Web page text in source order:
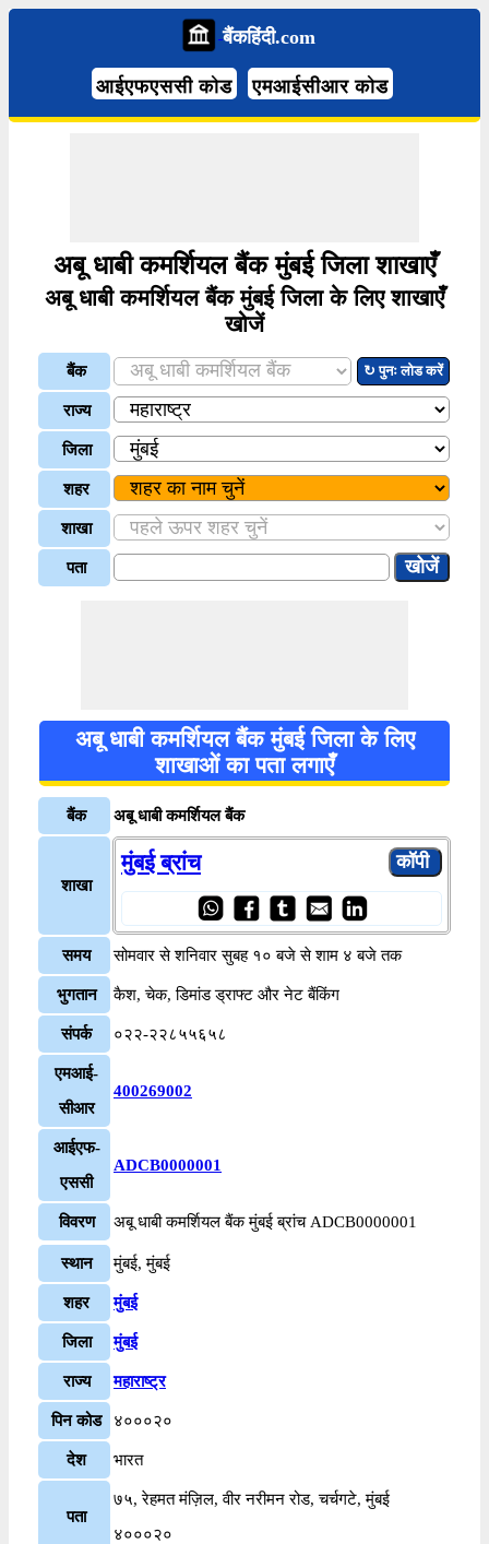
बैंकहिंदी.com
आईएफएससी कोड एमआईसीआर कोड
अबू धाबी कमर्शियल बैंक मुंबई जिला शाखाएँ
अबू धाबी कमर्शियल बैंक मुंबई जिला के लिए शाखाएँ
खोजें
बैंक ↻ पुनः लोड करें
राज्य
जिला
शहर
शाखा
पता
अबू धाबी कमर्शियल बैंक मुंबई जिला के लिए
शाखाओं का पता लगाएँ
बैंक अबू धाबी कमर्शियल बैंक
शाखा
मुंबई ब्रांच
समय सोमवार से शनिवार सुबह १० बजे से शाम ४ बजे तक
भुगतान कैश, चेक, डिमांड ड्राफ्ट और नेट बैंकिंग
संपर्क ०२२-२२८५५६५८
एमआई-
सीआर
400269002
आईएफ-
एससी
ADCB0000001
विवरण अबू धाबी कमर्शियल बैंक मुंबई ब्रांच ADCB0000001
स्थान मुंबई, मुंबई
शहर मुंबई
जिला मुंबई
राज्य महाराष्ट्र
पिन कोड ४०००२०
देश भारत
पता
७५, रेहमत मंज़िल, वीर नरीमन रोड, चर्चगटे, मुंबई
४०००२०